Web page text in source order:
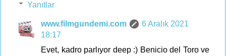
Yanıtlar
www.filmgundemi.com
6 Aralık 2021
18:17
Evet, kadro parlıyor deep :) Benicio del Toro ve